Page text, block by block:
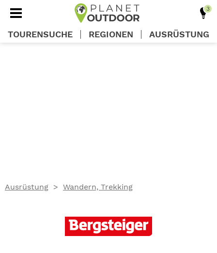
Ausrüstung Wandern, Trekking
TOURENSUCHE REGIONEN AUSRÜSTUNG